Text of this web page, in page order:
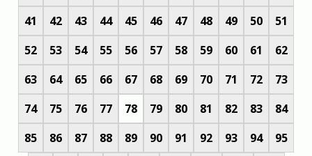
41
42 43 44 45 46 47 48 49 50
51
52
53 54 55 56 57 58 59 60 61
62
63
64 65 66 67 68 69 70 71 72
73
74
75 76 77 78 79 80 81 82 83
84
85
86 87 88 89 90 91 92 93 94
95